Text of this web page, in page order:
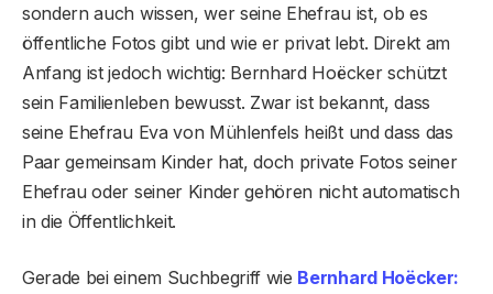
sondern auch wissen, wer seine Ehefrau ist, ob es
öffentliche Fotos gibt und wie er privat lebt. Direkt am
Anfang ist jedoch wichtig: Bernhard Hoëcker schützt
sein Familienleben bewusst. Zwar ist bekannt, dass
seine Ehefrau Eva von Mühlenfels heißt und dass das
Paar gemeinsam Kinder hat, doch private Fotos seiner
Ehefrau oder seiner Kinder gehören nicht automatisch
in die Öffentlichkeit.
Gerade bei einem Suchbegriff wie Bernhard Hoëcker: